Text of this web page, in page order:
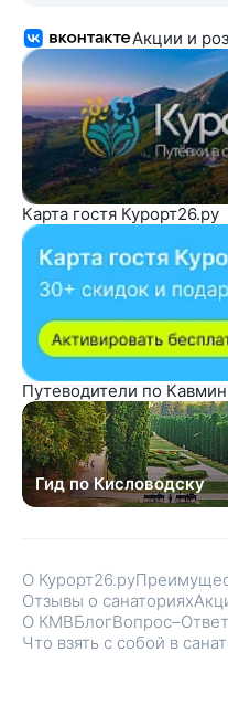
Акции и
Карта гостя Курорт26.ру
Путеводители по
Гид по Кисловодску
О Курорт26.ру
Отзывы о санаториях
О КМВБлогВопрос–Ответ
Что взять с собой в